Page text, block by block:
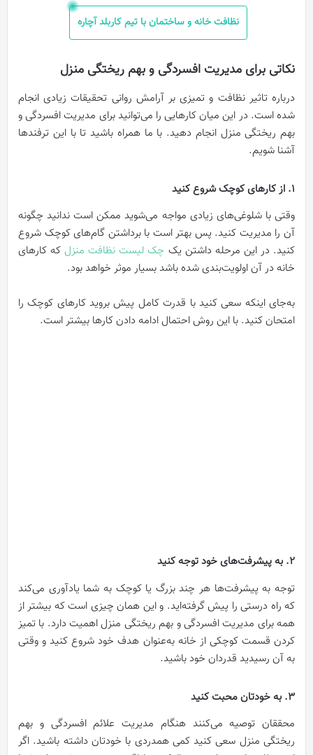
نظافت خانه و ساختمان با تیم کاربلد آچاره
نکاتی برای مدیریت افسردگی و بهم ریختگی منزل
درباره تاثیر نظافت و تمیزی بر آرامش روانی تحقیقات زیادی انجام
شده است. در این میان کارهایی را می‌توانید برای مدیریت افسردگی و
بهم ریختگی منزل انجام دهید. با ما همراه باشید تا با این ترفندها
آشنا شویم.
1. از کارهای کوچک شروع کنید
وقتی با شلوغی‌های زیادی مواجه می‌شوید ممکن است ندانید چگونه
آن را مدیریت کنید. پس بهتر است با برداشتن گام‌های کوچک شروع
کنید. در این مرحله داشتن یک چک لیست نظافت منزل که کارهای
خانه در آن اولویت‌بندی شده باشد بسیار موثر خواهد بود.
به‌جای اینکه سعی کنید با قدرت کامل پیش بروید کارهای کوچک را
امتحان کنید. با این روش احتمال ادامه دادن کارها بیشتر است.
2. به پیشرفت‌های خود توجه کنید
توجه به پیشرفت‌ها هر چند بزرگ یا کوچک به شما یادآوری می‌کند
که راه درستی را پیش گرفته‌اید. و این همان چیزی است که بیشتر از
همه برای مدیریت افسردگی و بهم ریختگی منزل اهمیت دارد. با تمیز
کردن قسمت کوچکی از خانه به‌عنوان هدف خود شروع کنید و وقتی
به آن رسیدید قدردان خود باشید.
3. به خودتان محبت کنید
محققان توصیه می‌کنند هنگام مدیریت علائم افسردگی و بهم
ریختگی منزل سعی کنید کمی همدردی با خودتان داشته باشید. اگر